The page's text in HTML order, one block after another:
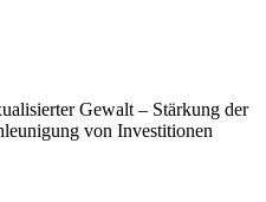
Gewalt – Stärkung der
von Investitionen